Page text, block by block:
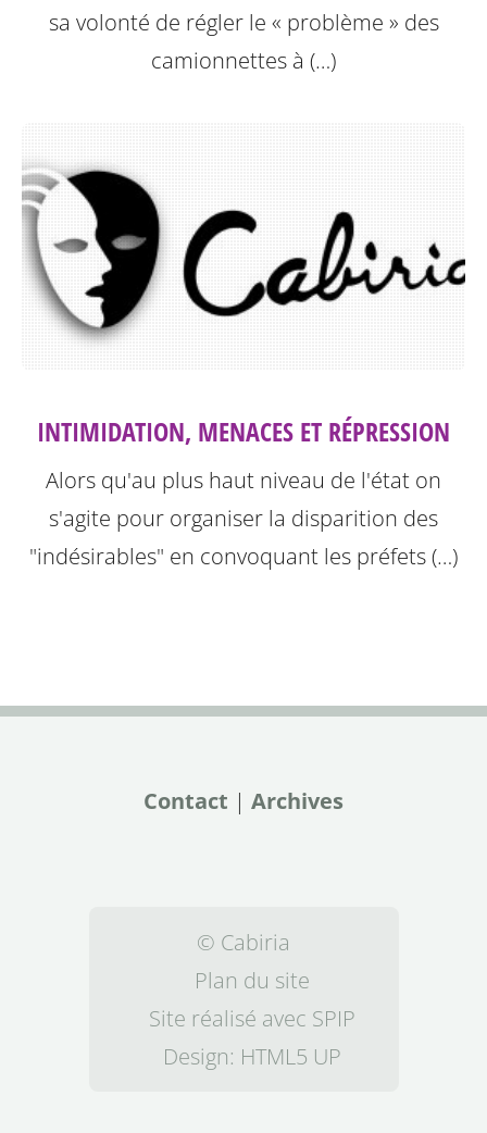
sa volonté de régler le « problème » des
camionnettes à (…)
INTIMIDATION, MENACES ET RÉPRESSION
Alors qu'au plus haut niveau de l'état on
s'agite pour organiser la disparition des
"indésirables" en convoquant les préfets (…)
Contact | Archives
© Cabiria
Plan du site
Site réalisé avec SPIP
Design: HTML5 UP